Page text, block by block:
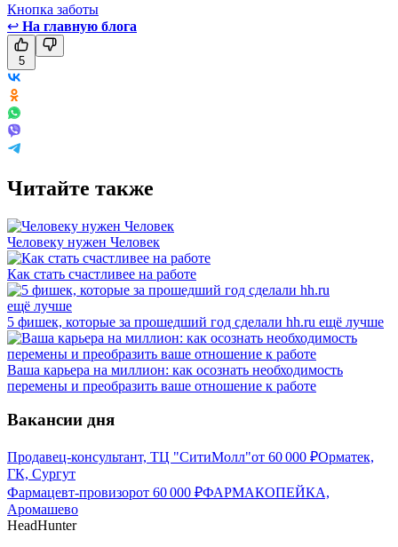
Кнопка заботы
↩ На главную блога
5
Читайте также
Человеку нужен Человек
Как стать счастливее на работе
5 фишек, которые за прошедший год сделали hh.ru ещё лучше
Ваша карьера на миллион: как осознать необходимость
перемены и преобразить ваше отношение к работе
Вакансии дня
Продавец-консультант, ТЦ "СитиМолл"от 60 000 ₽Орматек,
ГК, Сургут
Фармацевт-провизорот 60 000 ₽ФАРМАКОПЕЙКА,
Аромашево
HeadHunter